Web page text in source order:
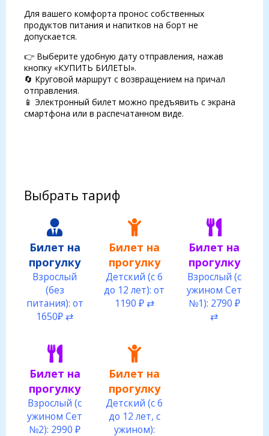
Для вашего комфорта пронос собственных
продуктов питания и напитков на борт не
допускается.
👉 Выберите удобную дату отправления, нажав
кнопку «КУПИТЬ БИЛЕТЫ».
🔄 Круговой маршрут с возвращением на причал
отправления.
📱 Электронный билет можно предъявить с экрана
смартфона или в распечатанном виде.
Выбрать тариф
Билет на
прогулку
Взрослый
(без
питания): от
1650₽ ⇄
Билет на
прогулку
Детский (с 6
до 12 лет): от
1190 ₽ ⇄
Билет на
прогулку
Взрослый (с
ужином Сет
№1): 2790 ₽
⇄
Билет на
прогулку
Взрослый (с
ужином Сет
№2): 2990 ₽
Билет на
прогулку
Детский (с 6
до 12 лет, с
ужином):